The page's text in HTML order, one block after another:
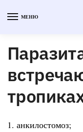
МЕНЮ
1. анкилостомоз;